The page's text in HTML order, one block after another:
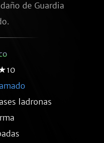
de Guardia
ladronas